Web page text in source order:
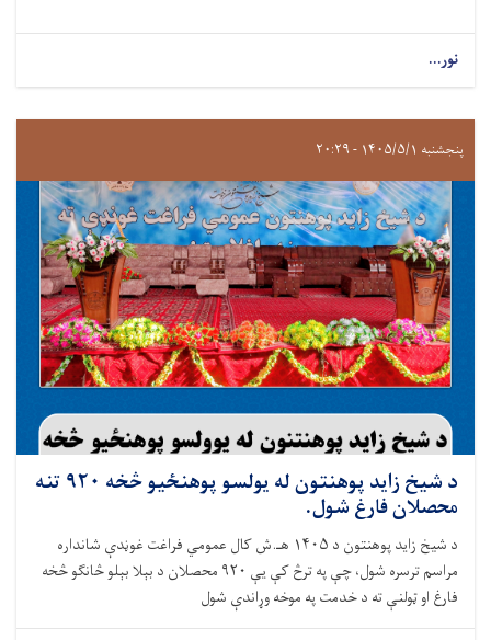
نور...
پنجشنبه ۱۴۰۵/۵/۱ - ۲۰:۲۹
د شيخ زايد پوهنتون له يولسو پوهنځيو څخه ۹۲۰ تنه
محصلان فارغ شول.
د شيخ زايد پوهنتون د ۱۴۰۵ هـ.ش کال عمومي فراغت غوڼدې شانداره
مراسم ترسره شول، چې په ترڅ کې یې ۹۲۰ محصلان د بېلا بېلو څانګو څخه
فارغ او ټولنې ته د خدمت په موخه وړاندې شول